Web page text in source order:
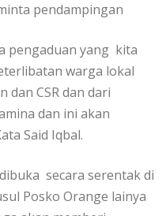
pendampingan
pengaduan yang kita
warga lokal
dan CSR dan dari
dan ini akan
Said Iqbal.
secara serentak di
Posko Orange lainya